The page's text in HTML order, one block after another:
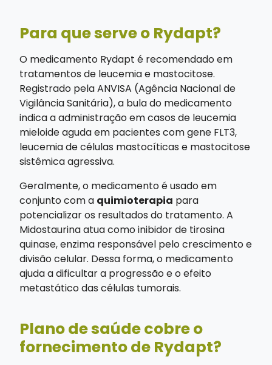
Para que serve o Rydapt?
O medicamento Rydapt é recomendado em
tratamentos de leucemia e mastocitose.
Registrado pela ANVISA (Agência Nacional de
Vigilância Sanitária), a bula do medicamento
indica a administração em casos de leucemia
mieloide aguda em pacientes com gene FLT3,
leucemia de células mastocíticas e mastocitose
sistêmica agressiva.
Geralmente, o medicamento é usado em
conjunto com a quimioterapia para
potencializar os resultados do tratamento. A
Midostaurina atua como inibidor de tirosina
quinase, enzima responsável pelo crescimento e
divisão celular. Dessa forma, o medicamento
ajuda a dificultar a progressão e o efeito
metastático das células tumorais.
Plano de saúde cobre o
fornecimento de Rydapt?